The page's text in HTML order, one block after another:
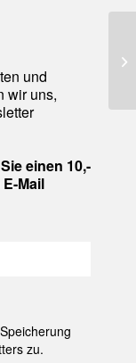
und
wir uns,
einen 10,-
Mail
zu.